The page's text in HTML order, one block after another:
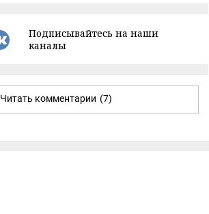
Подписывайтесь на наши
каналы
Читать комментарии (7)